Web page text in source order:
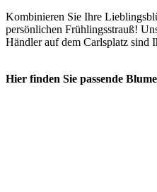
Kombinieren Sie Ihre
persönlichen Frühlingsstrauß!
Händler auf dem Carlsplatz sind
Hier finden Sie passende